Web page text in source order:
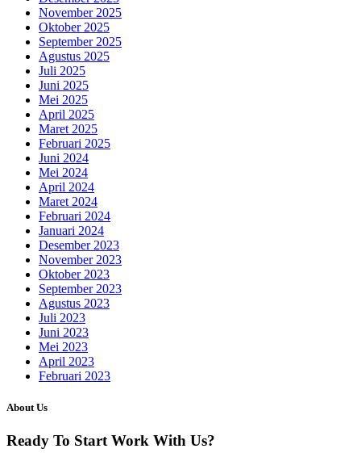
November 2025
Oktober 2025
September 2025
Agustus 2025
Juli 2025
Juni 2025
Mei 2025
April 2025
Maret 2025
Februari 2025
Juni 2024
Mei 2024
April 2024
Maret 2024
Februari 2024
Januari 2024
Desember 2023
November 2023
Oktober 2023
September 2023
Agustus 2023
Juli 2023
Juni 2023
Mei 2023
April 2023
Februari 2023
About Us
Ready To StartWork With Us?